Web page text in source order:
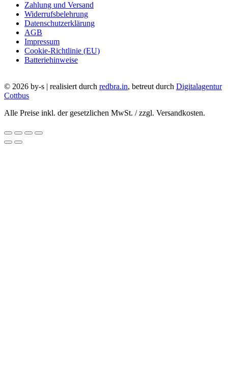
Zahlung und Versand
Widerrufsbelehrung
Datenschutzerklärung
AGB
Impressum
Cookie-Richtlinie (EU)
Batteriehinweise
© 2026 by-s | realisiert durch redbra.in, betreut durch Digitalagentur
Cottbus
Alle Preise inkl. der gesetzlichen MwSt. / zzgl. Versandkosten.